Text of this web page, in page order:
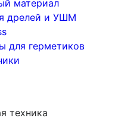
материал
дрелей и УШМ
для герметиков
техника